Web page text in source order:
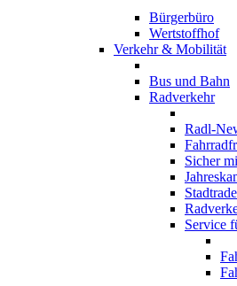
Bürgerbüro
Wertstoffhof
Verkehr & Mobilität
Bus und Bahn
Radverkehr
Radl-
Sicher
Service